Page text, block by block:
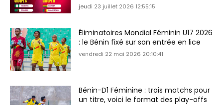
jeudi 23 juillet 2026 12:55:15
Éliminatoires Mondial Féminin U17 2026
: le Bénin fixé sur son entrée en lice
vendredi 22 mai 2026 20:10:41
Bénin-D1 Féminine : trois matchs pour
un titre, voici le format des play-offs